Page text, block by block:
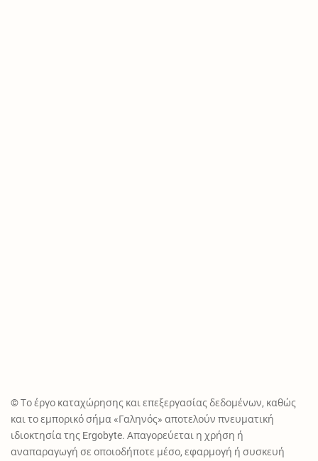
© Το έργο καταχώρησης και επεξεργασίας δεδομένων, καθώς
και το εμπορικό σήμα «Γαληνός» αποτελούν πνευματική
ιδιοκτησία της Ergobyte. Απαγορεύεται η χρήση ή
αναπαραγωγή σε οποιοδήποτε μέσο, εφαρμογή ή συσκευή